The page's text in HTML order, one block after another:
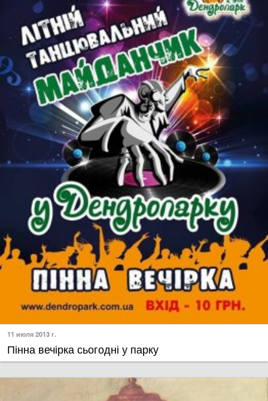
11 июля 2013 г.
Пінна вечірка сьогодні у парку